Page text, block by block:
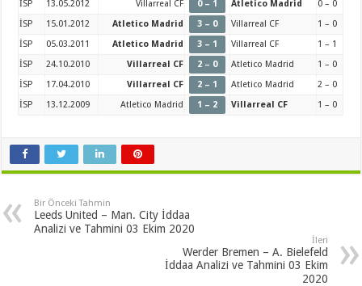
İSP
13.05.2012 Villarreal CF 0 – 1 Atletico Madrid
0 – 0
İSP
15.01.2012 Atletico Madrid 3 – 0 Villarreal CF
1 – 0
İSP
05.03.2011 Atletico Madrid 3 – 1 Villarreal CF
1 – 1
İSP
24.10.2010 Villarreal CF 2 – 0 Atletico Madrid
1 – 0
İSP
17.04.2010 Villarreal CF 2 – 1 Atletico Madrid
2 – 0
İSP
13.12.2009 Atletico Madrid 1 – 2 Villarreal CF 1 – 0
Bir Önceki Tahmin
Leeds United – Man. City İddaa
Analizi ve Tahmini 03 Ekim 2020
İleri
Werder Bremen – A. Bielefeld
İddaa Analizi ve Tahmini 03 Ekim
2020